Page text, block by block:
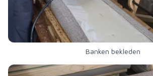
Banken bekleden